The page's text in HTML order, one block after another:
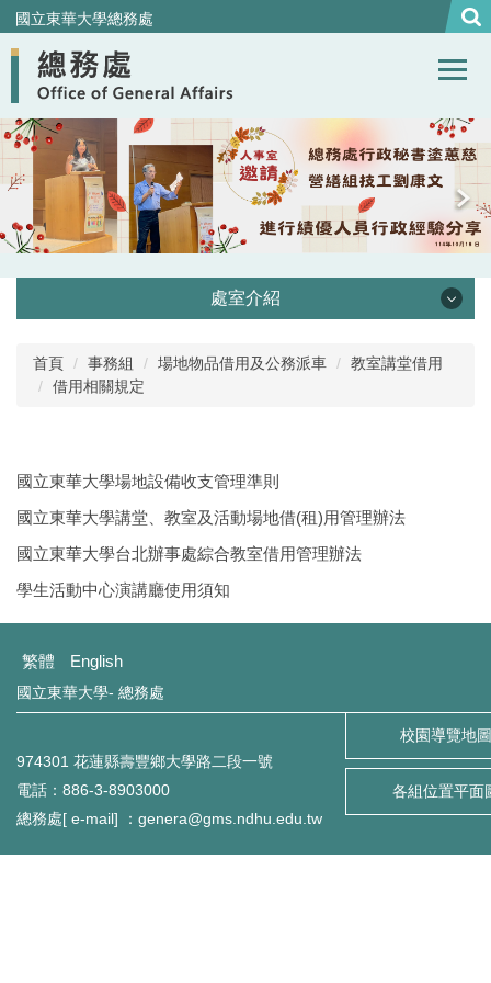
跳
到
主
內
容
區
國立東華大學總務處
處室介紹
處本部
環境保護組
出納組
相片集錦
首頁 事務組 場地物品借用及公務派車
教室講堂借用
借用相關規定
國立東華大學場地設備收支管理準則
國立東華大學講堂、教室及活動場地借(租)用管理辦法
國立東華大學台北辦事處綜合教室借用管理辦法
學生活動中心演講廳使用須知
繁體 English
國立東華大學- 總務處
974301 花蓮縣壽豐鄉大學路二段一號
電話：886-3-8903000
總務處[ e-mail] ：genera@gms.ndhu.edu.tw
校園導覽地圖
各組位置平面